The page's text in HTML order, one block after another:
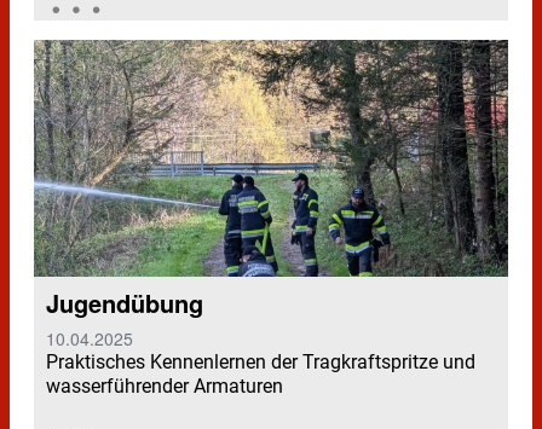
Jugendübung
10.04.2025
Praktisches Kennenlernen der Tragkraftspritze und
wasserführender Armaturen